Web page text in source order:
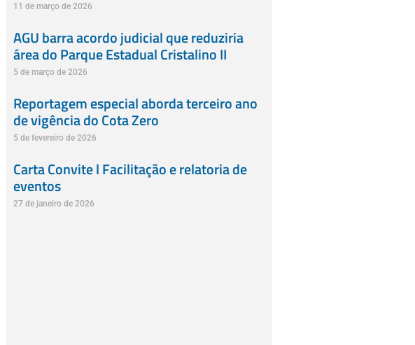
11 de março de 2026
AGU barra acordo judicial que reduziria
área do Parque Estadual Cristalino II
5 de março de 2026
Reportagem especial aborda terceiro ano
de vigência do Cota Zero
5 de fevereiro de 2026
Carta Convite l Facilitação e relatoria de
eventos
27 de janeiro de 2026